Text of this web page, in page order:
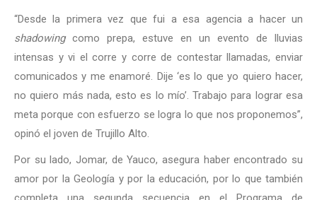
“Desde la primera vez que fui a esa agencia a hacer un
shadowingcomo prepa, estuve en un evento de lluvias
intensas y vi el corre y corre de contestar llamadas, enviar
comunicados y me enamoré. Dije ‘es lo que yo quiero hacer,
no quiero más nada, esto es lo mío’. Trabajo para lograr esa
meta porque con esfuerzo se logra lo que nos proponemos”,
opinó el joven de Trujillo Alto.
Por su lado, Jomar, de Yauco, asegura haber encontrado su
amor por la Geología y por la educación, por lo que también